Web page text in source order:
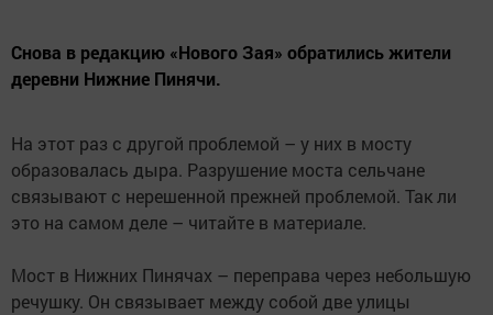
Снова в редакцию «Нового Зая» обратились жители
деревни Нижние Пинячи.
На этот раз с другой проблемой – у них в мосту
образовалась дыра. Разрушение моста сельчане
связывают с нерешенной прежней проблемой. Так ли
это на самом деле – читайте в материале.
Мост в Нижних Пинячах – переправа через небольшую
речушку. Он связывает между собой две улицы